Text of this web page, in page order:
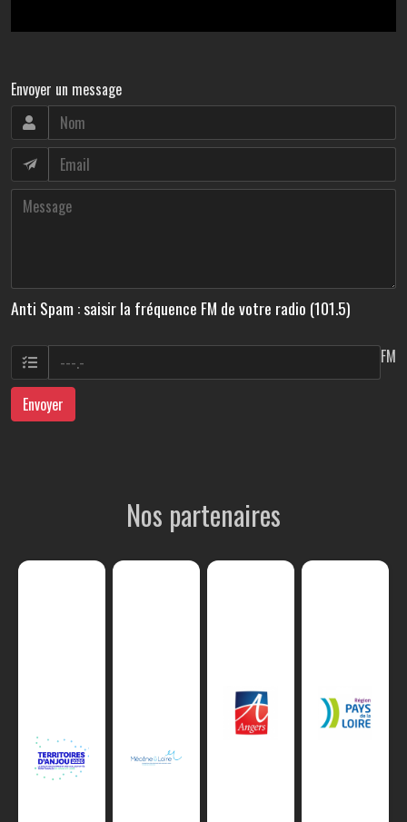
Envoyer un message
Anti Spam : saisir la fréquence FM de votre radio (101.5)
FM
Envoyer
Nos partenaires